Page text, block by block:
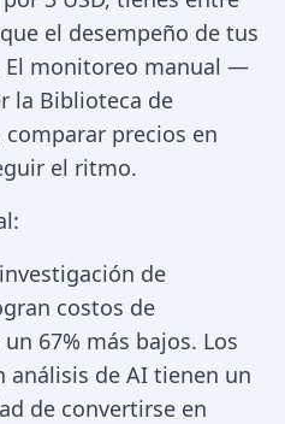
el desempeño de tus
El monitoreo manual —
la Biblioteca de
precios en
el ritmo.
de
costos de
67% más bajos. Los
análisis de AI tienen un
de convertirse en